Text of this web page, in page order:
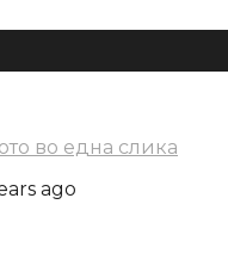
во една слика
ago